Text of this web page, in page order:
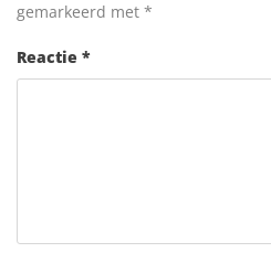
gemarkeerd met *
Reactie *